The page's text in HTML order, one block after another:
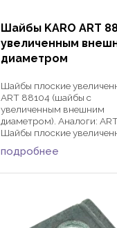
Шайбы KARO ART
увеличенным
диаметром
Шайбы плоские
ART 88104 (шайбы с
увеличенным внешним
диаметром). Аналоги:
Шайбы плоские
ART 88104 применяются
болтов, винтов и гаек с
приборостроения и ...
подробнее